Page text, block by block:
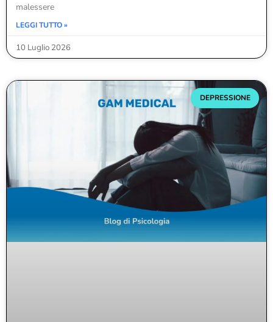
malessere
LEGGI TUTTO »
10 Luglio 2026
DEPRESSIONE